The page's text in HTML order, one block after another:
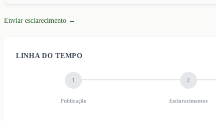
Enviar esclarecimento →
LINHA DO TEMPO
1
Publicação
2
Esclarecimentos